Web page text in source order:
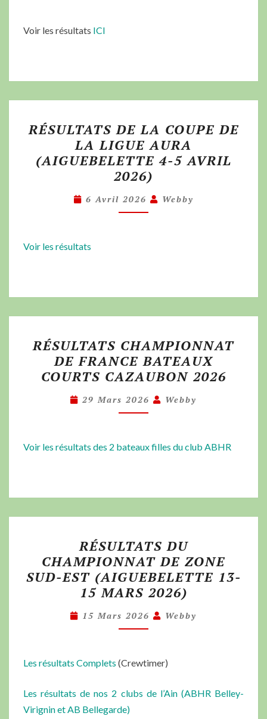
Voir les résultats ICI
RÉSULTATS DE LA COUPE DE
LA LIGUE AURA
(AIGUEBELETTE 4-5 AVRIL
2026)
6 Avril 2026 Webby
Voir les résultats
RÉSULTATS CHAMPIONNAT
DE FRANCE BATEAUX
COURTS CAZAUBON 2026
29 Mars 2026 Webby
Voir les résultats des 2 bateaux filles du club ABHR
RÉSULTATS DU
CHAMPIONNAT DE ZONE
SUD-EST (AIGUEBELETTE 13-
15 MARS 2026)
15 Mars 2026 Webby
Les résultats Complets (Crewtimer)
Les résultats de nos 2 clubs de l’Ain (ABHR Belley-
Virignin et AB Bellegarde)